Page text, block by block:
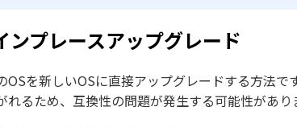
ンプレースアップグレード
OSを新しいOSに直接アップグレードする方法
れるため、互換性の問題が発生する可能性があり